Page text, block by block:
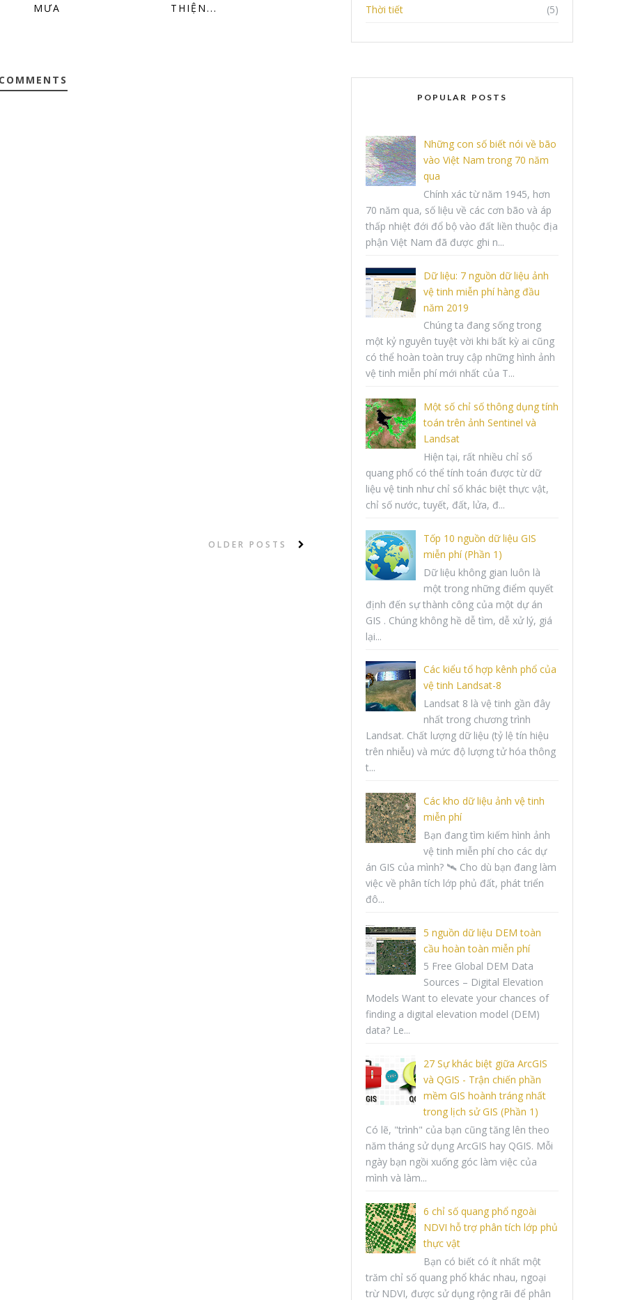
MƯA
THIỆN...
OLDER POSTS
Thời tiết
(5)
POPULAR POSTS
Những con số biết nói về bão
vào Việt Nam trong 70 năm
qua
Chính xác từ năm 1945, hơn
70 năm qua, số liệu về các cơn bão và áp
thấp nhiệt đới đổ bộ vào đất liền thuộc địa
phận Việt Nam đã được ghi n...
Dữ liệu: 7 nguồn dữ liệu ảnh
vệ tinh miễn phí hàng đầu
năm 2019
Chúng ta đang sống trong
một kỷ nguyên tuyệt vời khi bất kỳ ai cũng
có thể hoàn toàn truy cập những hình ảnh
vệ tinh miễn phí mới nhất của T...
Một số chỉ số thông dụng tính
toán trên ảnh Sentinel và
Landsat
Hiện tại, rất nhiều chỉ số
quang phổ có thể tính toán được từ dữ
liệu vệ tinh như chỉ số khác biệt thực vật,
chỉ số nước, tuyết, đất, lửa, đ...
Tốp 10 nguồn dữ liệu GIS
miễn phí (Phần 1)
Dữ liệu không gian luôn là
một trong những điểm quyết
định đến sự thành công của một dự án
GIS . Chúng không hề dễ tìm, dễ xử lý, giá
lại...
Các kiểu tổ hợp kênh phổ của
vệ tinh Landsat-8
Landsat 8 là vệ tinh gần đây
nhất trong chương trình
Landsat. Chất lượng dữ liệu (tỷ lệ tín hiệu
trên nhiễu) và mức độ lượng tử hóa thông
t...
Các kho dữ liệu ảnh vệ tinh
miễn phí
Bạn đang tìm kiếm hình ảnh
vệ tinh miễn phí cho các dự
án GIS của mình? 🛰️ Cho dù bạn đang làm
việc về phân tích lớp phủ đất, phát triển
đô...
5 nguồn dữ liệu DEM toàn
cầu hoàn toàn miễn phí
5 Free Global DEM Data
Sources – Digital Elevation
Models Want to elevate your chances of
finding a digital elevation model (DEM)
data? Le...
27 Sự khác biệt giữa ArcGIS
và QGIS - Trận chiến phần
mềm GIS hoành tráng nhất
trong lịch sử GIS (Phần 1)
Có lẽ, "trình" của bạn cũng tăng lên theo
năm tháng sử dụng ArcGIS hay QGIS. Mỗi
ngày bạn ngồi xuống góc làm việc của
mình và làm...
6 chỉ số quang phổ ngoài
NDVI hỗ trợ phân tích lớp phủ
thực vật
Bạn có biết có ít nhất một
trăm chỉ số quang phổ khác nhau, ngoại
trừ NDVI, được sử dụng rộng rãi để phân